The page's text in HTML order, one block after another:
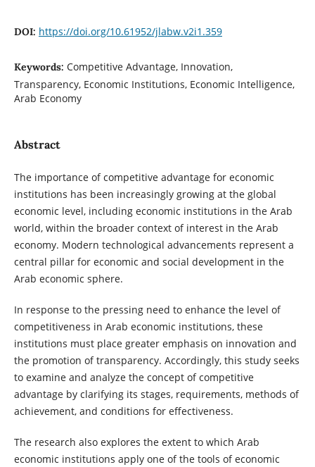
DOI: https://doi.org/10.61952/jlabw.v2i1.359
Keywords: Competitive Advantage, Innovation,
Transparency, Economic Institutions, Economic Intelligence,
Arab Economy
Abstract
The importance of competitive advantage for economic
institutions has been increasingly growing at the global
economic level, including economic institutions in the Arab
world, within the broader context of interest in the Arab
economy. Modern technological advancements represent a
central pillar for economic and social development in the
Arab economic sphere.
In response to the pressing need to enhance the level of
competitiveness in Arab economic institutions, these
institutions must place greater emphasis on innovation and
the promotion of transparency. Accordingly, this study seeks
to examine and analyze the concept of competitive
advantage by clarifying its stages, requirements, methods of
achievement, and conditions for effectiveness.
The research also explores the extent to which Arab
economic institutions apply one of the tools of economic